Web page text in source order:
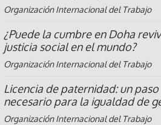
Organización Internacional del Trabajo
¿Puede la cumbre en Doha
justicia social en el mundo?
Organización Internacional del Trabajo
Licencia de paternidad: un paso
necesario para la igualdad de
Organización Internacional del Trabajo